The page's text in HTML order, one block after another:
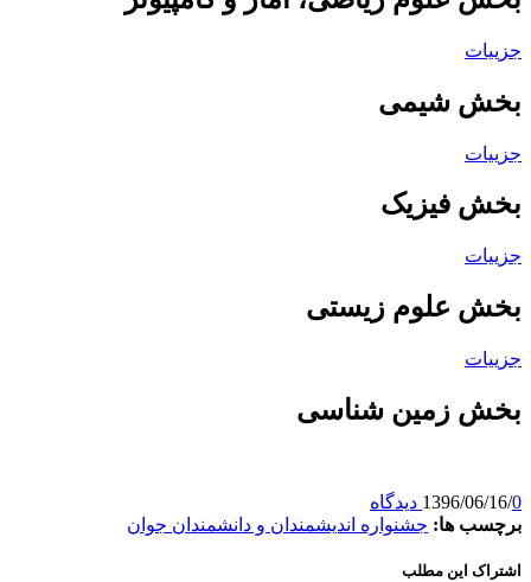
جزییات
بخش شیمی
جزییات
بخش فیزیک
جزییات
بخش علوم زیستی
جزییات
بخش زمین شناسی
1396/06/16/0 دیدگاه
برچسب ها: جشنواره اندیشمندان و دانشمندان جوان
اشتراک این مطلب